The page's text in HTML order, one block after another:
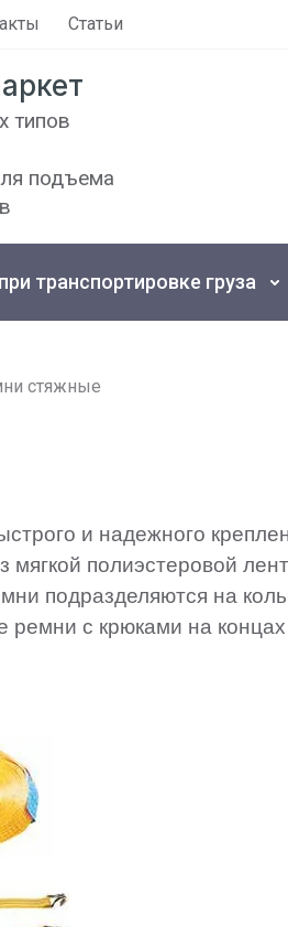
Статьи
типов
подъема
транспортировке груза
стяжные
и надежного
мягкой полиэстеровой
подразделяются на
с крюками на концах